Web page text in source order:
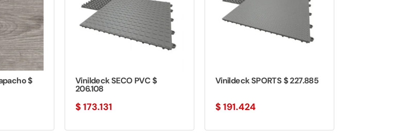
$ Vinildeck SECO PVC $
206.108
$ 173.131
Vinildeck SPORTS $ 227.885
$ 191.424